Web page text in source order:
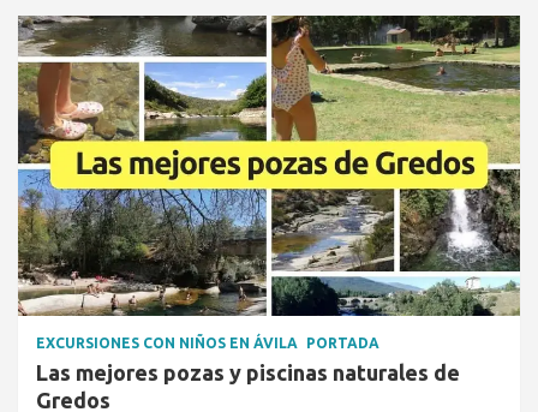
EXCURSIONES CON NIÑOS EN ÁVILA PORTADA
Las mejores pozas y piscinas naturales de
Gredos